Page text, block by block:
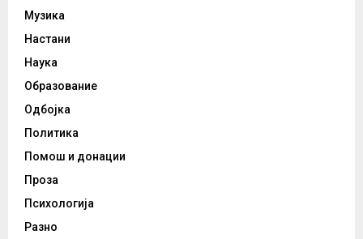
Музика
Настани
Наука
Образование
Одбојка
Политика
Помош и донации
Проза
Психологија
Разно